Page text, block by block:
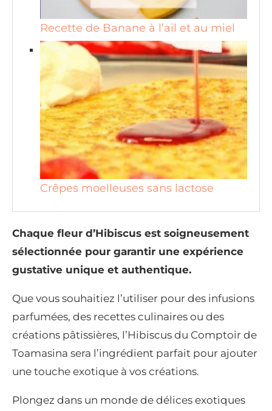
Recette de Banane à l’ail et au miel
Crêpes moelleuses sans lactose
Chaque fleur d’Hibiscus est soigneusement
sélectionnée pour garantir une expérience
gustative unique et authentique.
Que vous souhaitiez l’utiliser pour des infusions
parfumées, des recettes culinaires ou des
créations pâtissières, l’Hibiscus du Comptoir de
Toamasina sera l’ingrédient parfait pour ajouter
une touche exotique à vos créations.
Plongez dans un monde de délices exotiques